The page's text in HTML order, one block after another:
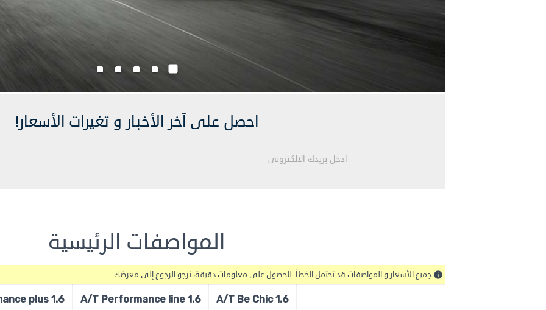
احصل على آخر الأخبار و تغيرات الأسعار!
المواصفات الرئيسية
info جميع الأسعار و المواصفات قد تحتمل الخطأ. للحصول على معلومات دقيقة، نرجو الرجوع إلى معرضك.
1.6 A/T Be Chic
1.6 A/T Performance line
1.6 A/T Performance plus